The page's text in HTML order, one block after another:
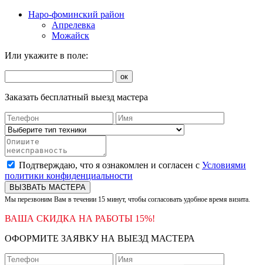
Наро-фоминский район
Апрелевка
Можайск
Или укажите в поле:
ок
Заказать бесплатный выезд мастера
Подтверждаю, что я ознакомлен и согласен с Условиями
политики конфиденциальности
ВЫЗВАТЬ МАСТЕРА
Мы перезвоним Вам в течении 15 минут, чтобы согласовать удобное время визита.
ВАША СКИДКА НА РАБОТЫ 15%!
ОФОРМИТЕ ЗАЯВКУ НА ВЫЕЗД МАСТЕРА